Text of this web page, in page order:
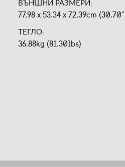
ВЪНШНИ РАЗМЕРИ:
77.98 x 53.34 x 72.39cm
ТЕГЛО:
36.88kg (81.30lbs)